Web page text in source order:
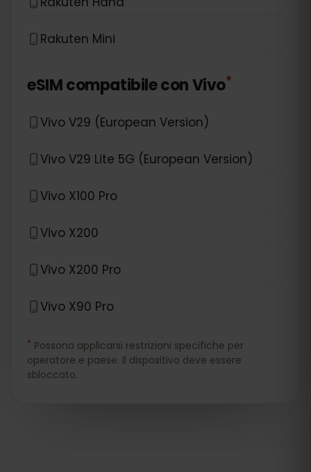
Rakuten Mini
eSIM compatibile conVivo*
Vivo V29 (European Version)
Vivo V29 Lite 5G (European Version)
Vivo X100 Pro
Vivo X200
Vivo X200 Pro
Vivo X90 Pro
* Possono applicarsi restrizioni specifiche per
operatore e paese. Il dispositivo deve essere
sbloccato.